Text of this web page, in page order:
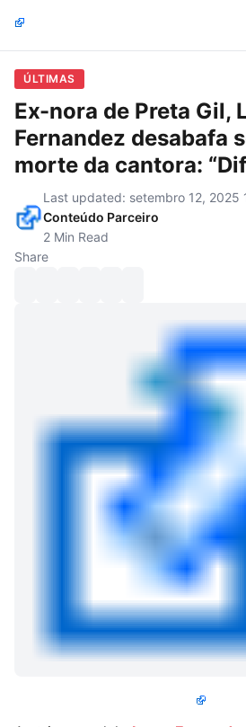
ÚLTIMAS
Ex-nora de Preta Gil,
Fernandez desabafa
morte da cantora:
Last updated: setembro 12, 2025
Conteúdo Parceiro
2 Min Read
Share